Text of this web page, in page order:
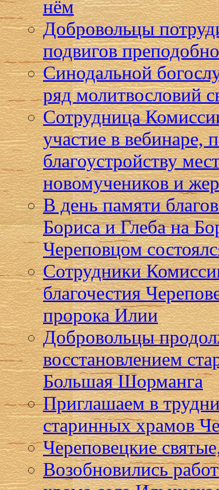
нём
Добровольцы
подвигов
Синодальной
ряд молитвословий
Сотрудница
участие в
благоустройству
новомучеников и
В день памяти
Бориса и Глеба на
Череповцом
Сотрудники
благочестия
пророка Илии
Добровольцы
восстановлением
Большая Шорманга
Приглашаем в
старинных храмов
Череповецкие
Возобновились